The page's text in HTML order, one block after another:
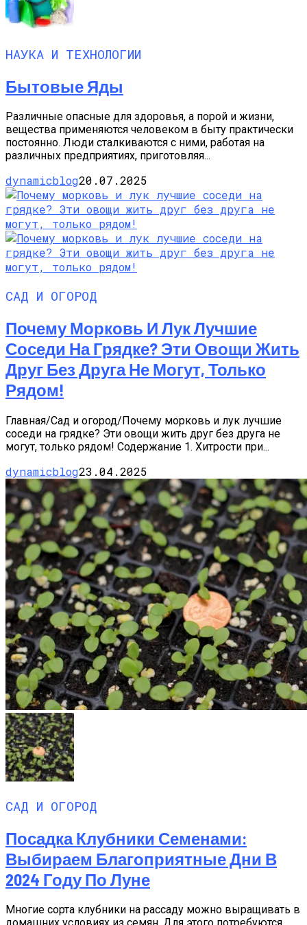
НАУКА И ТЕХНОЛОГИИ
Бытовые Яды
Различные опасные для здоровья, а порой и жизни,
вещества применяются человеком в быту практически
постоянно. Люди сталкиваются с ними, работая на
различных предприятиях, приготовляя...
dynamicblog20.07.2025
САД И ОГОРОД
Почему Морковь И Лук Лучшие
Соседи На Грядке? Эти Овощи Жить
Друг Без Друга Не Могут, Только
Рядом!
Главная/Сад и огород/Почему морковь и лук лучшие
соседи на грядке? Эти овощи жить друг без друга не
могут, только рядом! Содержание 1. Хитрости при...
dynamicblog23.04.2025
САД И ОГОРОД
Посадка Клубники Семенами:
Выбираем Благоприятные Дни В
2024 Году По Луне
Многие сорта клубники на рассаду можно выращивать в